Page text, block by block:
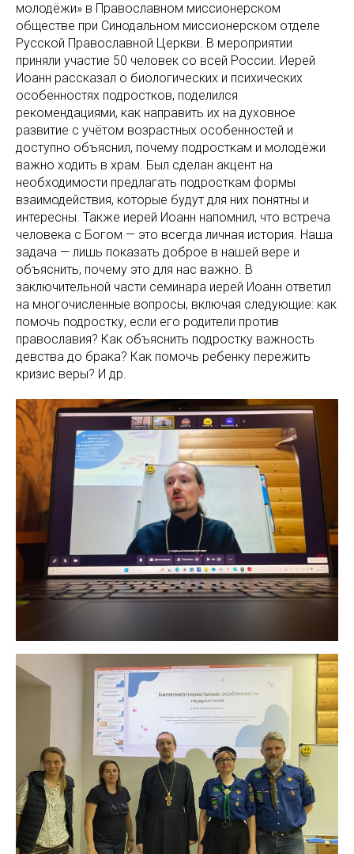
молодёжи» в Православном миссионерском
обществе при Синодальном миссионерском отделе
Русской Православной Церкви. В мероприятии
приняли участие 50 человек со всей России. Иерей
Иоанн рассказал о биологических и психических
особенностях подростков, поделился
рекомендациями, как направить их на духовное
развитие с учётом возрастных особенностей и
доступно объяснил, почему подросткам и молодёжи
важно ходить в храм. Был сделан акцент на
необходимости предлагать подросткам формы
взаимодействия, которые будут для них понятны и
интересны. Также иерей Иоанн напомнил, что встреча
человека с Богом — это всегда личная история. Наша
задача — лишь показать доброе в нашей вере и
объяснить, почему это для нас важно. В
заключительной части семинара иерей Иоанн ответил
на многочисленные вопросы, включая следующие: как
помочь подростку, если его родители против
православия? Как объяснить подростку важность
девства до брака? Как помочь ребенку пережить
кризис веры? И др.